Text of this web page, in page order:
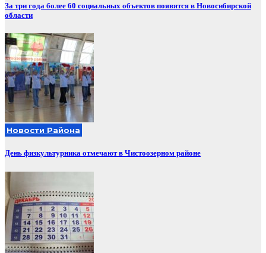
За три года более 60 социальных объектов появятся в Новосибирской
области
Новости Района
День физкультурника отмечают в Чистоозерном районе